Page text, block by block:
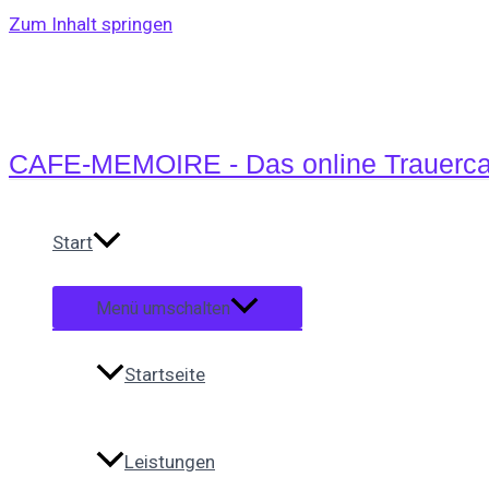
Zum Inhalt springen
CAFE-MEMOIRE - Das online
Start
Menü umschalten
Startseite
Leistungen